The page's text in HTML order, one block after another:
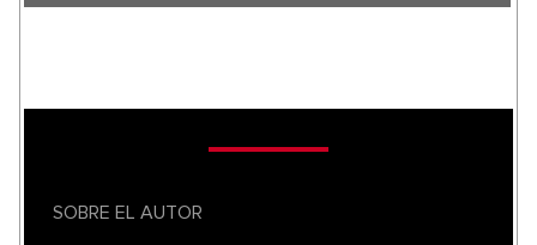
SOBRE EL AUTOR